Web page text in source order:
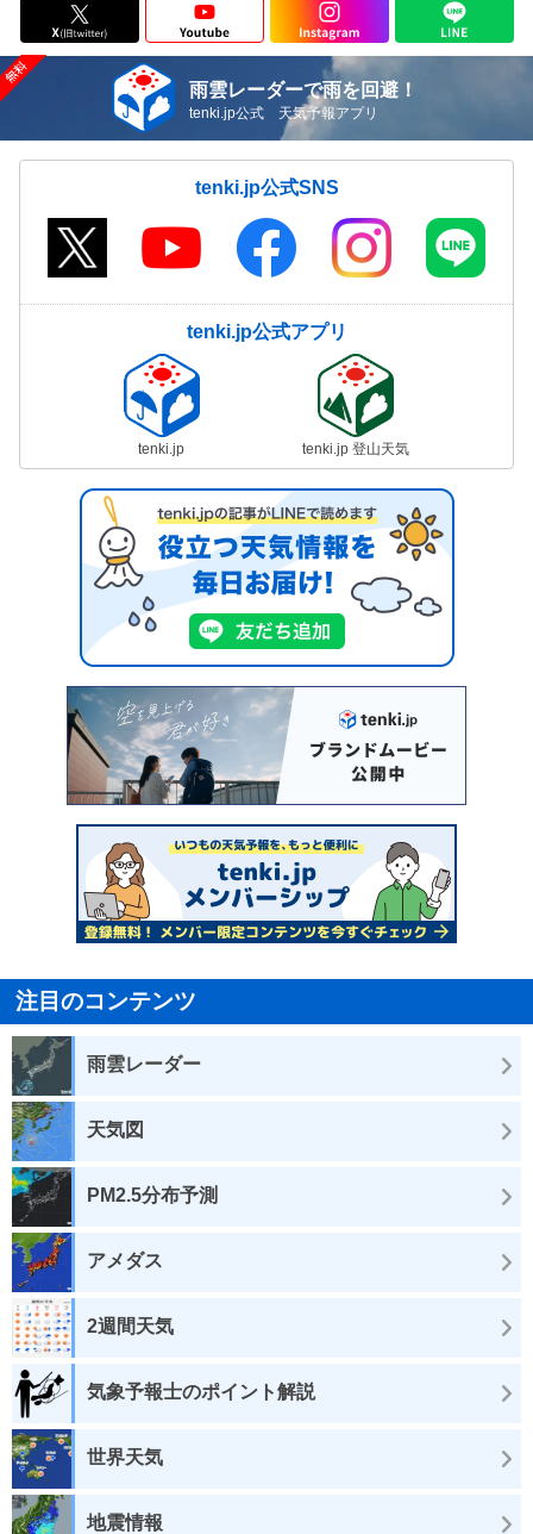
雨雲レーダーで雨を回避！
tenki.jp公式 天気予報アプリ
tenki.jp公式SNS
tenki.jp公式アプリ
tenki.jp tenki.jp 登山天気
注目のコンテンツ
雨雲レーダー
天気図
PM2.5分布予測
アメダス
2週間天気
気象予報士のポイント解説
世界天気
地震情報